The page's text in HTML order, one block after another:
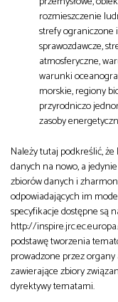
rozmieszczenie
strefy ograniczone
sprawozdawcze,
atmosferyczne,
warunki
morskie, regiony
przyrodniczo
zasoby
Należy tutaj podkreślić,
danych na nowo, a
zbiorów danych i
odpowiadających im
specyfikacje dostępne są
http://
podstawę tworzenia
prowadzone przez
zawierające zbiory
dyrektywy tematami.